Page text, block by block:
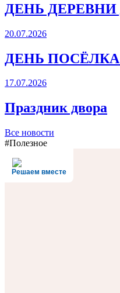
ДЕНЬ
20.07.2026
ДЕНЬ
17.07.2026
Праздник двора
Все новости
#Полезное
Решаем вместе